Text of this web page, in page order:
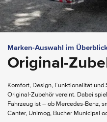
Marken-Auswahl im
Original-
Komfort, Design, Funktionalität
Original-Zubehör vereint. Dabei
Fahrzeug ist – ob Mercedes-Benz,
Canter, Unimog, Bucher Municipal